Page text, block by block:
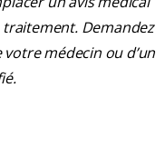
Demandez
médecin ou d’un